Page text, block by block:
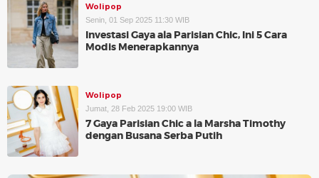
Wolipop
Senin, 01 Sep 2025 11:30 WIB
Investasi Gaya ala Parisian Chic, Ini 5 Cara
Modis Menerapkannya
Wolipop
Jumat, 28 Feb 2025 19:00 WIB
7 Gaya Parisian Chic a la Marsha Timothy
dengan Busana Serba Putih